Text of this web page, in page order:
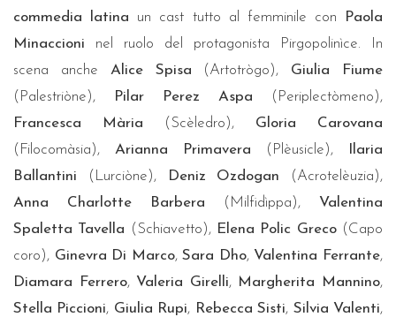
commedia latina un cast tutto al femminile con
Paola
Minaccioni nel ruolo del protagonista Pirgopolinìce. In
scena anche Alice Spisa (Artotrògo), Giulia Fiume
(Palestriòne),
Pilar Perez Aspa (Periplectòmeno),
Francesca Mària (Scèledro), Gloria Carovana
(Filocomàsia), Arianna Primavera (Plèusicle),
Ilaria
Ballantini (Lurciòne), Deniz Ozdogan (Acrotelèuzia),
Anna Charlotte Barbera (Milfidìppa), Valentina
Spaletta Tavella (Schiavetto), Elena Polic Greco(Capo
coro), Ginevra Di Marco,Sara Dho, Valentina Ferrante,
Diamara Ferrero, Valeria Girelli, Margherita Mannino,
Stella Piccioni, Giulia Rupi, Rebecca Sisti, Silvia Valenti,